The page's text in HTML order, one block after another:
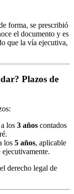
forma, se prescribió
el documento y es
que la vía ejecutiva,
Plazos de
los 3 años contados
los 5 años, aplicable
ejecutivamente.
derecho legal de